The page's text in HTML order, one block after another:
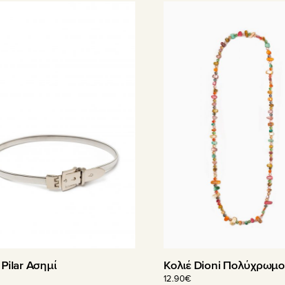
Ασημί Κολιέ Dioni Πολύχρωμο
12.90€